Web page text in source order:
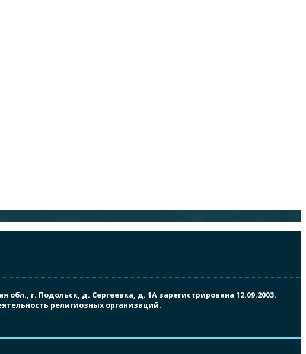
г. Подольск, д. Сергеевка, д. 1А зарегистрирована 12.09.2003.
религиозных организаций.